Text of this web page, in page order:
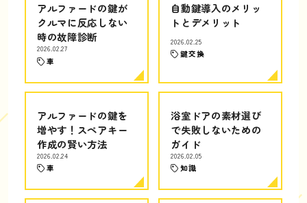
アルファードの鍵が
クルマに反応しない
時の故障診断
2026.02.27
車
自動鍵導入のメリッ
トとデメリット
2026.02.25
鍵交換
アルファードの鍵を
増やす！スペアキー
作成の賢い方法
2026.02.24
車
浴室ドアの素材選び
で失敗しないための
ガイド
2026.02.05
知識